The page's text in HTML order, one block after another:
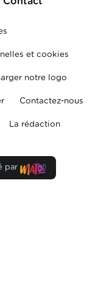
et cookies
notre logo
Contactez-nous
La rédaction
par